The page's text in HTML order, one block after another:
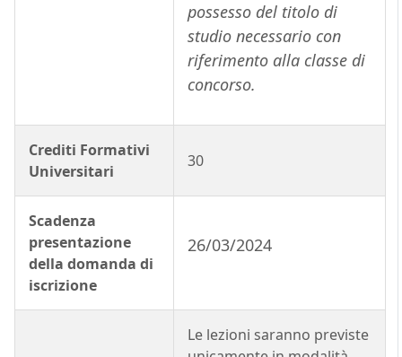
possesso del titolo di
studio necessario con
riferimento alla classe di
concorso.
Crediti Formativi
Universitari
30
Scadenza
presentazione
della domanda di
iscrizione
26/03/2024
Le lezioni saranno previste